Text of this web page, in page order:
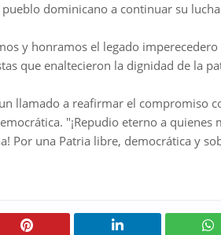
dominicano a continuar su
y honramos el legado
que enaltecieron la dignidad de la
llamado a reafirmar el compromiso
"¡Repudio eterno a
Por una Patria libre, democrática y